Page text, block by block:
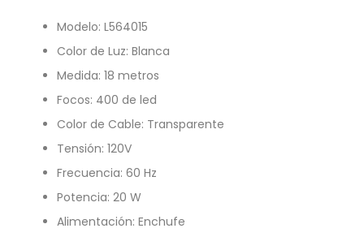
Modelo: L564015
Color de Luz: Blanca
Medida: 18 metros
Focos: 400 de led
Color de Cable: Transparente
Tensión: 120V
Frecuencia: 60 Hz
Potencia: 20 W
Alimentación: Enchufe